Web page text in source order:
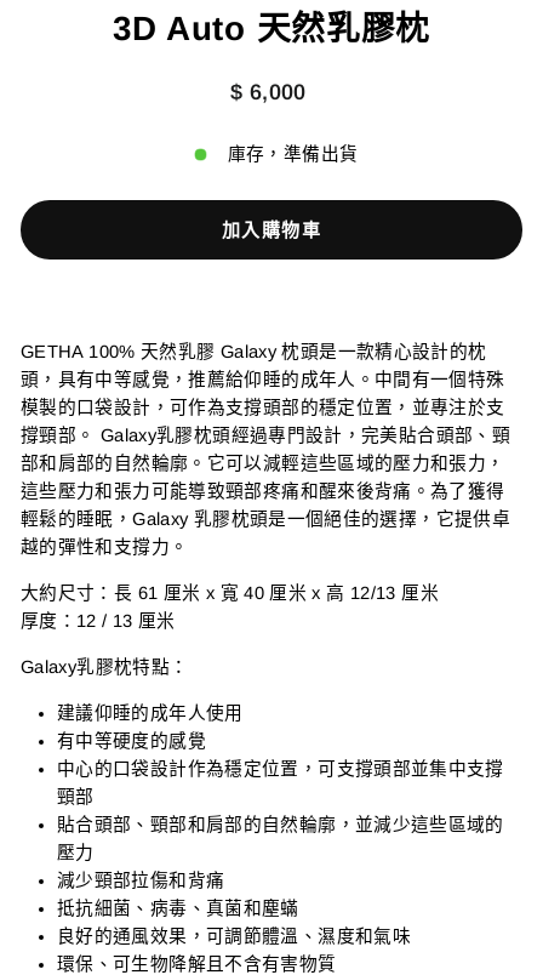
3D Auto 天然乳膠枕
$ 6,000
價
庫存，準備出貨
加入購物車
GETHA 100% 天然乳膠 Galaxy 枕頭是一款精心設計的枕
頭，具有中等感覺，推薦給仰睡的成年人。中間有一個特殊
模製的口袋設計，可作為支撐頭部的穩定位置，並專注於支
撐頸部。 Galaxy乳膠枕頭經過專門設計，完美貼合頭部、頸
部和肩部的自然輪廓。它可以減輕這些區域的壓力和張力，
這些壓力和張力可能導致頸部疼痛和醒來後背痛。為了獲得
輕鬆的睡眠，Galaxy 乳膠枕頭是一個絕佳的選擇，它提供卓
越的彈性和支撐力。
大約尺寸：長 61 厘米 x 寬 40 厘米 x 高 12/13 厘米
厚度：12 / 13 厘米
Galaxy乳膠枕特點：
建議仰睡的成年人使用
有中等硬度的感覺
中心的口袋設計作為穩定位置，可支撐頭部並集中支撐
頸部
貼合頭部、頸部和肩部的自然輪廓，並減少這些區域的
壓力
減少頸部拉傷和背痛
抵抗細菌、病毒、真菌和塵蟎
良好的通風效果，可調節體溫、濕度和氣味
環保、可生物降解且不含有害物質